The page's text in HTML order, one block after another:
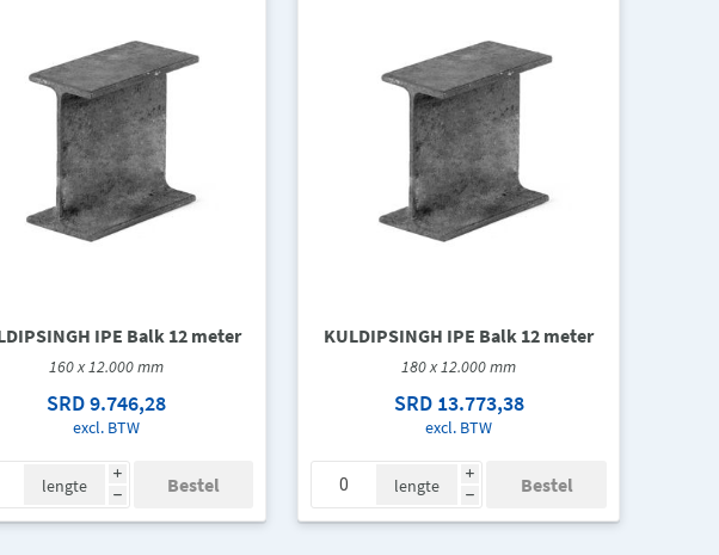
IPE Balk 12 meter
160 x 12.000 mm
SRD 9.746,28
excl. BTW
i
h
lengte
KULDIPSINGH IPE Balk 12 meter
180 x 12.000 mm
SRD 13.773,38
excl. BTW
i
h
lengte